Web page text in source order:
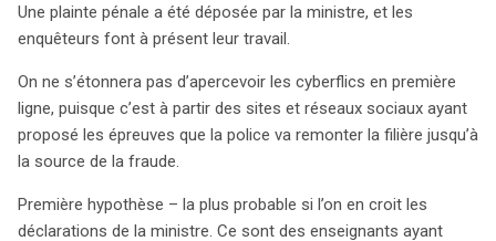
Une plainte pénale a été déposée par la ministre, et les
enquêteurs font à présent leur travail.
On ne s’étonnera pas d’apercevoir les cyberflics en première
ligne, puisque c’est à partir des sites et réseaux sociaux ayant
proposé les épreuves que la police va remonter la filière jusqu’à
la source de la fraude.
Première hypothèse – la plus probable si l’on en croit les
déclarations de la ministre. Ce sont des enseignants ayant